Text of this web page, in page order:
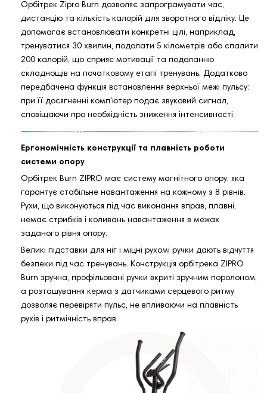
Орбітрек Zipro Burn дозволяє запрограмувати час,
дистанцію та кількість калорій для зворотного відліку. Це
допомагає встановлювати конкретні цілі, наприклад,
тренуватися 30 хвилин, подолати 5 кілометрів або спалити
200 калорій, що сприяє мотивації та подоланню
складнощів на початковому етапі тренувань. Додатково
передбачена функція встановлення верхньої межі пульсу:
при її досягненні комп'ютер подає звуковий сигнал,
сповіщаючи про необхідність зниження інтенсивності.
Ергономічність конструкції та плавність роботи
системи опору
Орбітрек Burn ZIPRO має систему магнітного опору, яка
гарантує стабільне навантаження на кожному з 8 рівнів.
Рухи, що виконуються під час виконання вправ, плавні,
немає стрибків і коливань навантаження в межах
заданого рівня опору.
Великі підставки для ніг і міцні рухомі ручки дають відчуття
безпеки під час тренувань. Конструкція орбітрека ZIPRO
Burn зручна, профільовані ручки вкриті зручним поролоном,
а розташування керма з датчиками серцевого ритму
дозволяє перевіряти пульс, не впливаючи на плавність
рухів і ритмічність вправ.